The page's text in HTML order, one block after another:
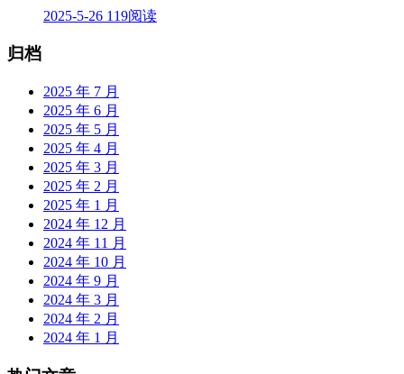
2025-5-26 119阅读
归档
2025 年 7 月
2025 年 6 月
2025 年 5 月
2025 年 4 月
2025 年 3 月
2025 年 2 月
2025 年 1 月
2024 年 12 月
2024 年 11 月
2024 年 10 月
2024 年 9 月
2024 年 3 月
2024 年 2 月
2024 年 1 月